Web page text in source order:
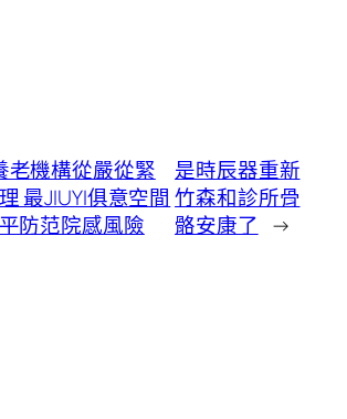
老機構從嚴從緊
最JIUYI俱意空間
防范院感風險
是時辰器重新
竹森和診所骨
骼安康了 →